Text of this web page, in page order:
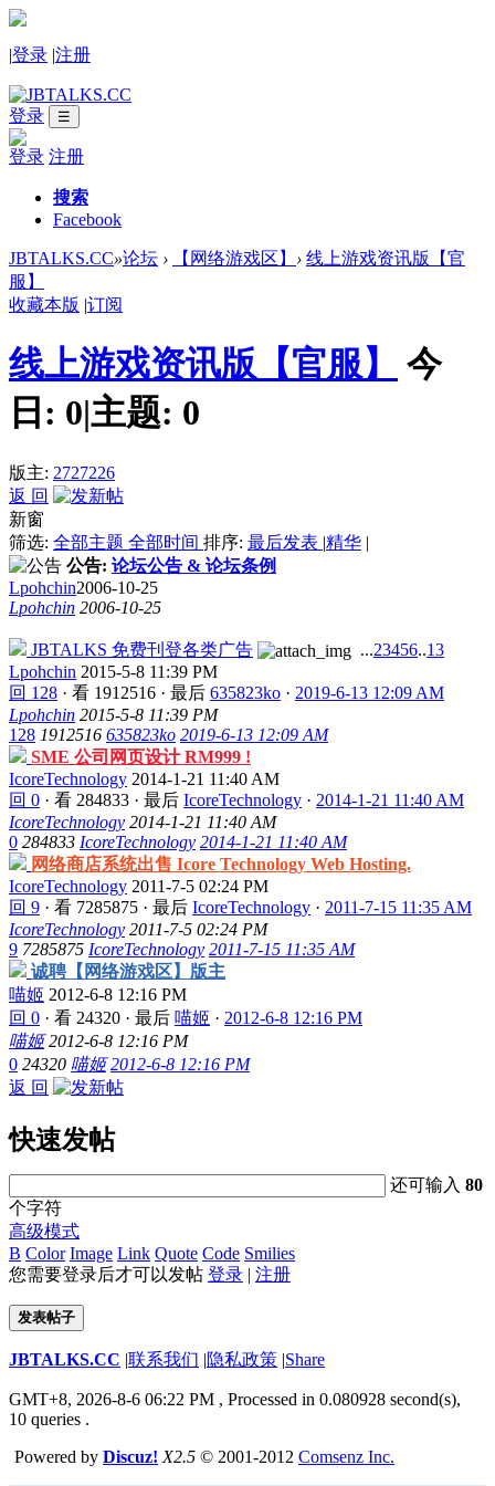
|登录 |注册
登录 ☰
登录 注册
搜索
Facebook
JBTALKS.CC»论坛 › 【网络游戏区】 › 线上游戏资讯版【官
服】
收藏本版 |订阅
线上游戏资讯版【官服】
今
日: 0|主题: 0
版主: 2727226
返 回
新窗
筛选: 全部主题 全部时间 排序: 最后发表 |精华 |
公告: 论坛公告 & 论坛条例
Lpohchin2006-10-25
Lpohchin 2006-10-25
JBTALKS 免费刊登各类广告 ...23456..13
Lpohchin 2015-5-8 11:39 PM
回 128 · 看 1912516 · 最后 635823ko · 2019-6-13 12:09 AM
Lpohchin 2015-5-8 11:39 PM
128 1912516 635823ko 2019-6-13 12:09 AM
SME 公司网页设计 RM999 !
IcoreTechnology 2014-1-21 11:40 AM
回 0 · 看 284833 · 最后 IcoreTechnology · 2014-1-21 11:40 AM
IcoreTechnology 2014-1-21 11:40 AM
0 284833 IcoreTechnology 2014-1-21 11:40 AM
网络商店系统出售 Icore Technology Web Hosting.
IcoreTechnology 2011-7-5 02:24 PM
回 9 · 看 7285875 · 最后 IcoreTechnology · 2011-7-15 11:35 AM
IcoreTechnology 2011-7-5 02:24 PM
9 7285875 IcoreTechnology 2011-7-15 11:35 AM
诚聘【网络游戏区】版主
喵姬 2012-6-8 12:16 PM
回 0 · 看 24320 · 最后 喵姬 · 2012-6-8 12:16 PM
喵姬 2012-6-8 12:16 PM
0 24320 喵姬 2012-6-8 12:16 PM
返 回
快速发帖
还可输入80
个字符
高级模式
B Color Image Link Quote Code Smilies
您需要登录后才可以发帖 登录 | 注册
发表帖子
JBTALKS.CC |联系我们 |隐私政策 |Share
GMT+8, 2026-8-6 06:22 PM , Processed in 0.080928 second(s),
10 queries .
Powered by Discuz! X2.5 © 2001-2012 Comsenz Inc.